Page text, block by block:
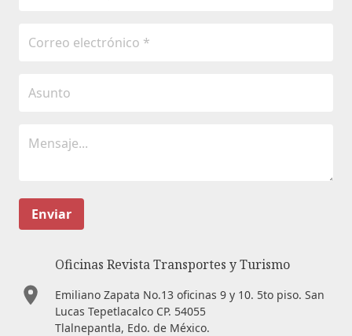
Enviar
Oficinas Revista Transportes y Turismo
Emiliano Zapata No.13 oficinas 9 y 10. 5to piso. San
Lucas Tepetlacalco CP. 54055
Tlalnepantla, Edo. de México.